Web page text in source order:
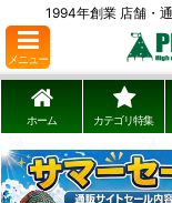
1994年創業 店舗・
メニュー
ホーム カテゴリ特集